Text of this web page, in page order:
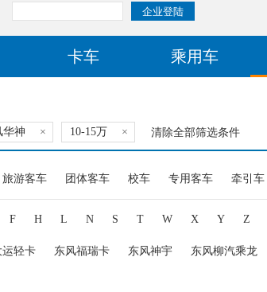
卡车 乘用车
华神 × 10-15万 × 清除全部筛选条件
旅游客车 团体客车 校车 专用客车 牵引车
F H L N S T W X Y Z
运轻卡 东风福瑞卡 东风神宇 东风柳汽乘龙